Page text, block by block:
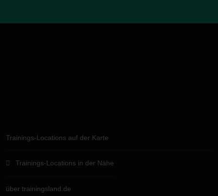
Trainings-Locations auf der Karte
Trainings-Locations in der Nähe
über trainingsland.de